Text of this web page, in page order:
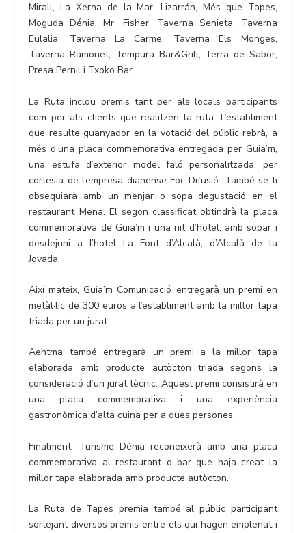
Mirall, La Xerna de la Mar, Lizarrán, Més que Tapes,
Moguda Dénia, Mr. Fisher, Taverna Senieta, Taverna
Eulalia, Taverna La Carme, Taverna Els Monges,
Taverna Ramonet, Tempura Bar&Grill, Terra de Sabor,
Presa Pernil i Txoko Bar.
La Ruta inclou premis tant per als locals participants
com per als clients que realitzen la ruta. L’establiment
que resulte guanyador en la votació del públic rebrà, a
més d’una placa commemorativa entregada per Guia’m,
una estufa d’exterior model faló personalitzada, per
cortesia de l’empresa dianense Foc Difusió. També se li
obsequiarà amb un menjar o sopa degustació en el
restaurant Mena. El segon classificat obtindrà la placa
commemorativa de Guia’m i una nit d’hotel, amb sopar i
desdejuni a l’hotel La Font d’Alcalà, d’Alcalà de la
Jovada.
Així mateix, Guia’m Comunicació entregarà un premi en
metàl·lic de 300 euros a l’establiment amb la millor tapa
triada per un jurat.
Aehtma també entregarà un premi a la millor tapa
elaborada amb producte autòcton triada segons la
consideració d’un jurat tècnic. Aquest premi consistirà en
una placa commemorativa i una experiència
gastronòmica d’alta cuina per a dues persones.
Finalment, Turisme Dénia reconeixerà amb una placa
commemorativa al restaurant o bar que haja creat la
millor tapa elaborada amb producte autòcton.
La Ruta de Tapes premia també al públic participant
sortejant diversos premis entre els qui hagen emplenat i